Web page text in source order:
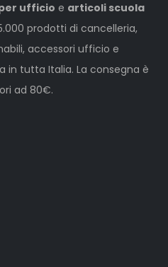
ufficio e articoli scuola
prodotti di cancelleria,
accessori ufficio e
in tutta Italia. La consegna è
ad 80€.